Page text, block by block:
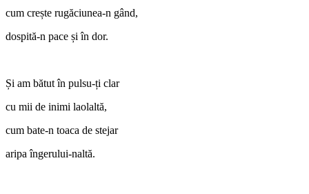
cum crește rugăciunea-n gând,
dospită-n pace și în dor.
Și am bătut în pulsu-ți clar
cu mii de inimi laolaltă,
cum bate-n toaca de stejar
aripa îngerului-naltă.